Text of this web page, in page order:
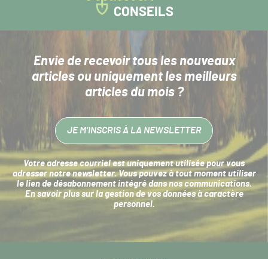
CONSEILS
Envie de recevoir tous les nouveaux
articlesou uniquement les meilleurs
articles du mois ?
JE M’INSCRIS À LA NEWSLETTER
Votre adresse courriel est uniquement utilisée pour vous
adresser notre newsletter. Vous pouvez à tout moment utiliser
le lien de désabonnement intégré dans nos communications.
En savoir plus sur la gestion de vos données à caractère
personnel.